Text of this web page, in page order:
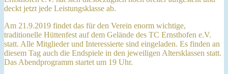
deckt jetzt jede Leistungsklasse ab.
Am 21.9.2019 findet das für den Verein enorm wichtige,
traditionelle Hüttenfest auf dem Gelände des TC Ernsthofen e.V.
statt. Alle Mitglieder und Interessierte sind eingeladen. Es finden an
diesem Tag auch die Endspiele in den jeweiligen Altersklassen statt.
Das Abendprogramm startet um 19 Uhr.